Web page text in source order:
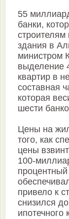
55
банки,
строителям
здания в
министром
выделение
квартир в
составная
которая
шести
Цены на
того, как
цены
100-
процентный
привело к
снизился
ипотечного